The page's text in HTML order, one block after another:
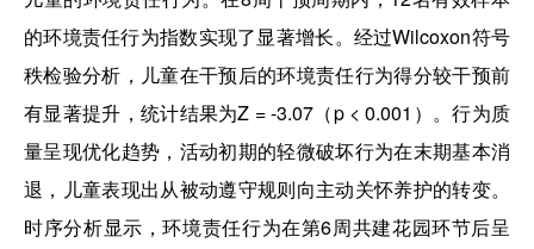
的环境责任行为指数实现了显著增长。经过Wilcoxon符号
秩检验分析，儿童在干预后的环境责任行为得分较干预前
有显著提升，统计结果为Z = -3.07（p < 0.001）。行为质
量呈现优化趋势，活动初期的轻微破坏行为在末期基本消
退，儿童表现出从被动遵守规则向主动关怀养护的转变。
时序分析显示，环境责任行为在第6周共建花园环节后呈